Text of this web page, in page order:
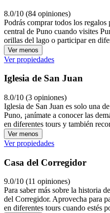
8.0/10 (84 opiniones)
Podrás comprar todos los regalos
central de Puno cuando visites
orillas del lago o participar en
Ver menos
Ver propiedades
Iglesia de San Juan
8.0/10 (3 opiniones)
Iglesia de San Juan es solo una
Puno, ¡anímate a conocer las
en diferentes tours y también
Ver menos
Ver propiedades
Casa del Corregidor
9.0/10 (11 opiniones)
Para saber más sobre la historia
del Corregidor. Aprovecha para
en diferentes tours cuando estés